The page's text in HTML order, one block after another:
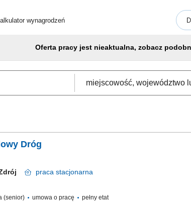
wynagrodzeń
Oferta pracy jest nieaktualna, zobacz
Dróg
Zdrój praca stacjonarna
(senior) umowa o pracę pełny etat